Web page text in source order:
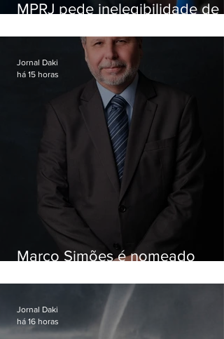
MPRJ pede inelegibilidade de
Marco Simões é nomeado
Jornal Daki
há 15 horas
Jornal Daki
há 16 horas